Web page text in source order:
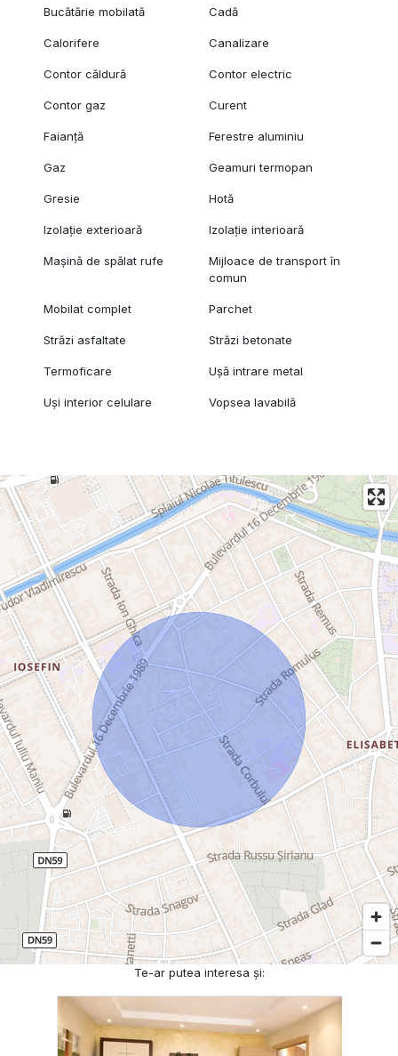
Bucătărie mobilată Cadă
Calorifere Canalizare
Contor căldură Contor electric
Contor gaz Curent
Faianță Ferestre aluminiu
Gaz Geamuri termopan
Gresie Hotă
Izolație exterioară Izolație interioară
Mașină de spălat rufe
Mijloace de transport în
comun
Mobilat complet Parchet
Străzi asfaltate Străzi betonate
Termoficare Ușă intrare metal
Uși interior celulare Vopsea lavabilă
Te-ar putea interesa și: